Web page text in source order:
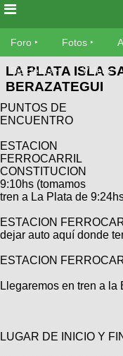
Foro
Foro
TÃ©cnica
MecÃ¡nica
Fotos
SUBÃ
tu foto
Galeria
XC
Bicicletas
Avisos
Ventas
SUBÃ
tu
COMPRO
BicicleterÃ­
as
Bicicletas
Bicicletas
Tandem
TÃ©cnica
Videos
Cicloturismo
Usuarios
Foro Fotos
Bicicletas Videos
LA PLATA ISLA
BERAZATEGUI
PUNTOS DE
ENCUENTRO
ESTACION
FERROCARRIL
CONSTITUCION
9:10hs (tomamos
tren a La Plata de
ESTACION
dejar auto aquí donde
ESTACION
Llegaremos en tren a la
LUGAR DE INICIO Y